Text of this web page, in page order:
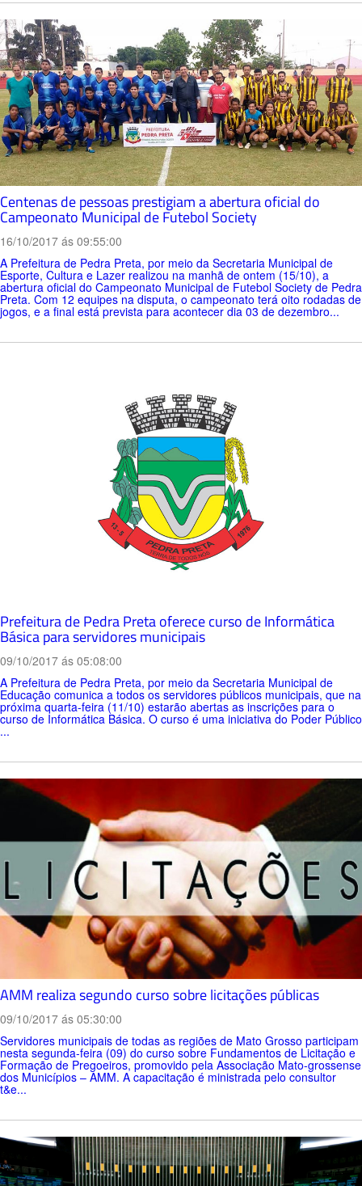
Centenas de pessoas prestigiam a abertura oficial do
Campeonato Municipal de Futebol Society
16/10/2017 ás 09:55:00
A Prefeitura de Pedra Preta, por meio da Secretaria Municipal de
Esporte, Cultura e Lazer realizou na manhã de ontem (15/10), a
abertura oficial do Campeonato Municipal de Futebol Society de Pedra
Preta. Com 12 equipes na disputa, o campeonato terá oito rodadas de
jogos, e a final está prevista para acontecer dia 03 de dezembro...
Prefeitura de Pedra Preta oferece curso de Informática
Básica para servidores municipais
09/10/2017 ás 05:08:00
A Prefeitura de Pedra Preta, por meio da Secretaria Municipal de
Educação comunica a todos os servidores públicos municipais, que na
próxima quarta-feira (11/10) estarão abertas as inscrições para o
curso de Informática Básica. O curso é uma iniciativa do Poder Público
...
AMM realiza segundo curso sobre licitações públicas
09/10/2017 ás 05:30:00
Servidores municipais de todas as regiões de Mato Grosso participam
nesta segunda-feira (09) do curso sobre Fundamentos de Licitação e
Formação de Pregoeiros, promovido pela Associação Mato-grossense
dos Municípios – AMM. A capacitação é ministrada pelo consultor
t&e...